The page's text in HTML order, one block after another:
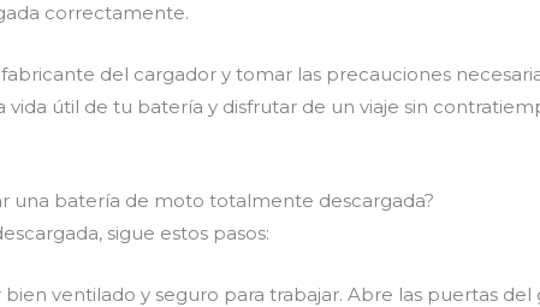
correctamente.
del cargador y tomar las precauciones
útil de tu batería y disfrutar de un viaje sin
una batería de moto totalmente descargada?
sigue estos pasos:
ventilado y seguro para trabajar. Abre las puertas